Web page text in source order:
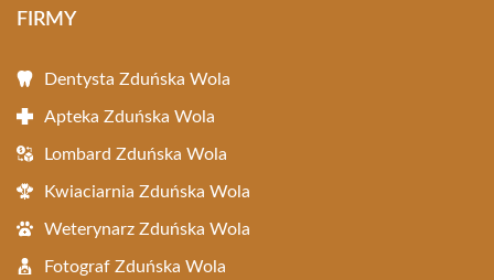
FIRMY
Dentysta Zduńska Wola
Apteka Zduńska Wola
Lombard Zduńska Wola
Kwiaciarnia Zduńska Wola
Weterynarz Zduńska Wola
Fotograf Zduńska Wola